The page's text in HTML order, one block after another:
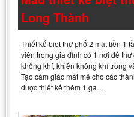
Long Thành
Thiết kế biệt thự phố 2 mặt tiền 1
viên trong gia đình có 1 nơi để
không khí, khiến không khí trong
Tạo cảm giác mát mẻ cho các
được thiết kế thêm 1 ga…